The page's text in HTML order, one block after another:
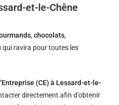
et-le-Chêne
,chocolats,
qui ravira pour toutes les
(CE) à Lessard-et-le-
directement afin d’obtenir